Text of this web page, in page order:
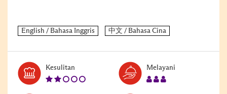
Kesulitan Melayani